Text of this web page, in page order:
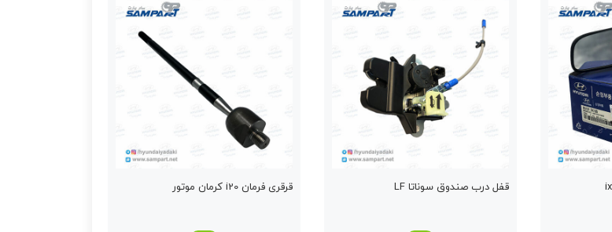
قفل درب صندوق سوناتا LF قرقری فرمان i20 کرمان موتور